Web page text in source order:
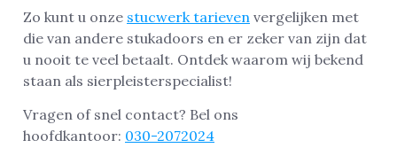
Zo kunt u onze stucwerk tarieven vergelijken met
die van andere stukadoors en er zeker van zijn dat
u nooit te veel betaalt. Ontdek waarom wij bekend
staan als sierpleisterspecialist!
Vragen of snel contact? Bel ons
hoofdkantoor: 030-2072024